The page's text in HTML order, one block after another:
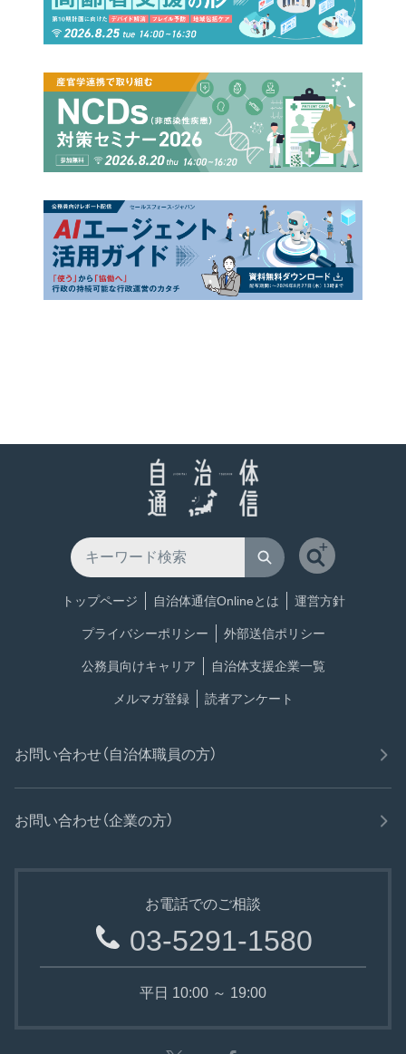
トップページ 自治体通信Onlineとは 運営方針
プライバシーポリシー 外部送信ポリシー
公務員向けキャリア 自治体支援企業一覧
メルマガ登録 読者アンケート
お問い合わせ（自治体職員の方）
お問い合わせ（企業の方）
お電話でのご相談
03-5291-1580
平日 10:00 ～ 19:00